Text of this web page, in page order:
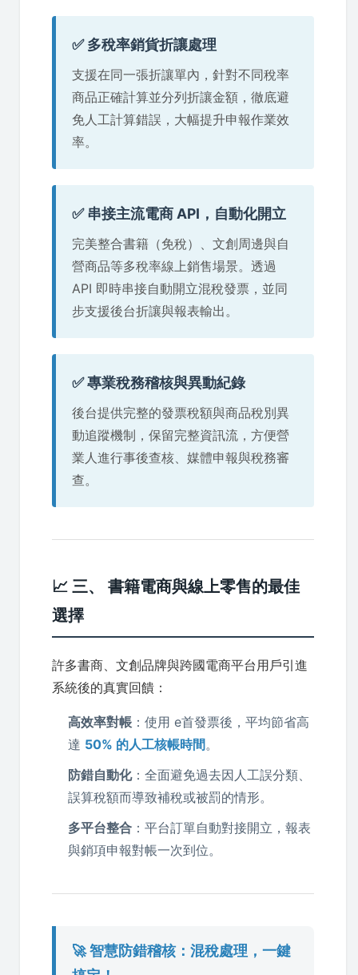
✅ 多稅率銷貨折讓處理
支援在同一張折讓單內，針對不同稅率
商品正確計算並分列折讓金額，徹底避
免人工計算錯誤，大幅提升申報作業效
率。
✅ 串接主流電商 API，自動化開立
完美整合書籍（免稅）、文創周邊與自
營商品等多稅率線上銷售場景。透過
API 即時串接自動開立混稅發票，並同
步支援後台折讓與報表輸出。
✅ 專業稅務稽核與異動紀錄
後台提供完整的發票稅額與商品稅別異
動追蹤機制，保留完整資訊流，方便營
業人進行事後查核、媒體申報與稅務審
查。
📈 三、 書籍電商與線上零售的最佳
選擇
許多書商、文創品牌與跨國電商平台用戶引進
系統後的真實回饋：
高效率對帳 ：使用 e首發票後，平均節省高
達 50% 的人工核帳時間。
防錯自動化：全面避免過去因人工誤分類、
誤算稅額而導致補稅或被罰的情形。
多平台整合 ：平台訂單自動對接開立，報表
與銷項申報對帳一次到位。
🚀 智慧防錯稽核：混稅處理，一鍵